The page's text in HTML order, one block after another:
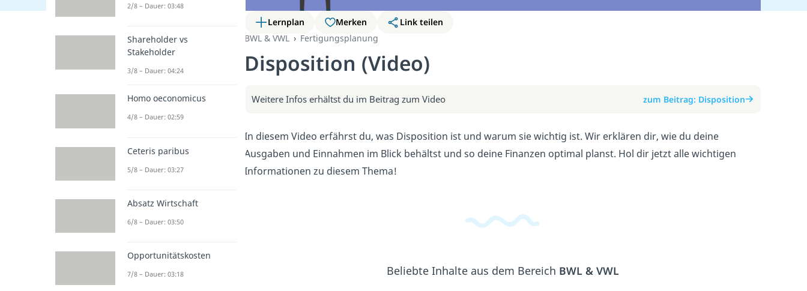
Lernplan Merken
Link teilen
BWL & VWL
Fertigungsplanung
Disposition (Video)
Weitere Infos erhältst du im Beitrag zum Video zum Beitrag: Disposition
In diesem Video erfährst du, was Disposition ist und warum sie wichtig ist. Wir erklären dir, wie du deine
Ausgaben und Einnahmen im Blick behältst und so deine Finanzen optimal planst. Hol dir jetzt alle wichtigen
Informationen zu diesem Thema!
Beliebte Inhalte aus dem Bereich BWL & VWL
2/8 – Dauer: 03:48
Shareholder vs
Stakeholder
3/8 – Dauer: 04:24
Homo oeconomicus
4/8 – Dauer: 02:59
Ceteris paribus
5/8 – Dauer: 03:27
Absatz Wirtschaft
6/8 – Dauer: 03:50
Opportunitätskosten
7/8 – Dauer: 03:18